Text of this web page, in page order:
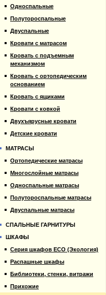
Односпальные
Полутороспальные
Двуспальные
Кровати с матрасом
Кровать с подъемным
механизмом
Кровать с ортопедическим
основанием
Кровать с ящиками
Кровати с ковкой
Двухъярусные кровати
Детские кровати
МАТРАСЫ
Ортопедические матрасы
Многослойные матрасы
Односпальные матрасы
Полутороспальные матрасы
Двуспальные матрасы
СПАЛЬНЫЕ ГАРНИТУРЫ
ШКАФЫ
Серия шкафов ECO (Экология)
Распашные шкафы
Библиотеки, стенки, витражи
Прихожие
Гарантии
Оплата и доставка
Прайс-лист
Контакты